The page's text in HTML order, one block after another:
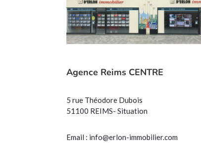
Agence Reims CENTRE
5 rue Théodore Dubois
51100 REIMS- Situation
Email : info@erlon-immobilier.com